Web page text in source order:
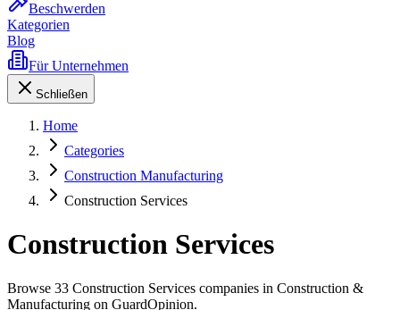
Beschwerden
Kategorien
Blog
Für Unternehmen
Schließen
Home
Categories
Construction Manufacturing
Construction Services
Construction Services
Browse 33 Construction Services companies in Construction &
Manufacturing on GuardOpinion.